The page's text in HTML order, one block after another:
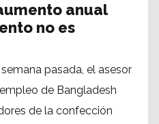
anual
no es
semana pasada, el asesor
de Bangladesh
de la confección